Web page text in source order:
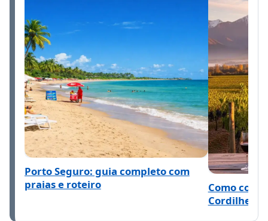
Porto Seguro: guia completo com
praias e roteiro
Como
Cordilheira